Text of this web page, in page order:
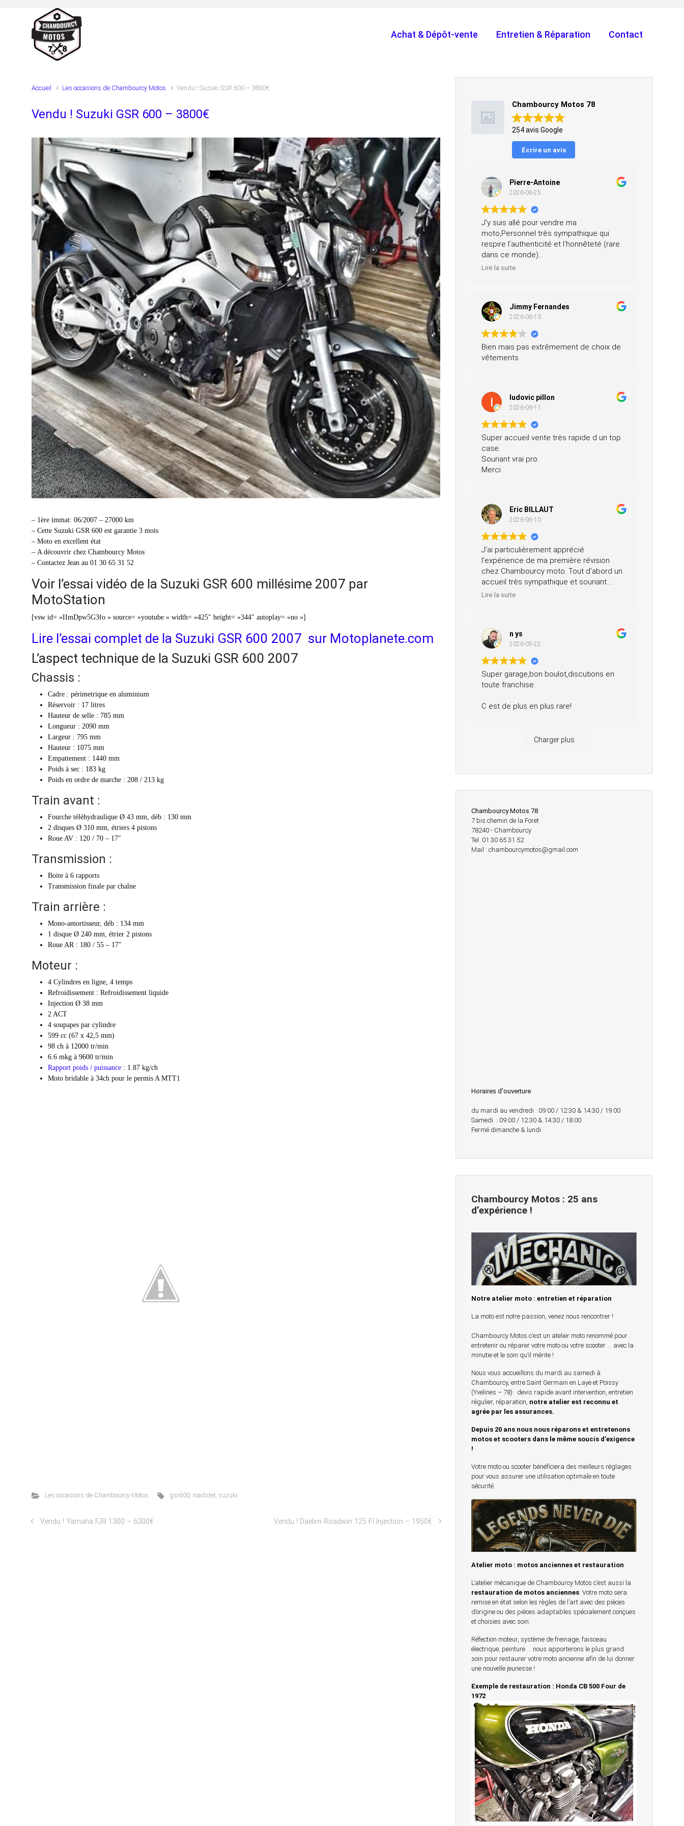
Skip to main content
Achat & Dépôt-vente Entretien & Réparation Contact
Accueil Les occasions de Chambourcy Motos Vendu ! Suzuki GSR 600 – 3800€
Vendu ! Suzuki GSR 600 – 3800€
– 1ère immat: 06/2007 – 27000 km
– Cette Suzuki GSR 600 est garantie 3 mois
– Moto en excellent état
– A découvrir chez Chambourcy Motos
– Contactez Jean au 01 30 65 31 52
Voir l’essai vidéo de la Suzuki GSR 600 millésime 2007 par
MotoStation
[vsw id= »IImDpw5G3fo » source= »youtube » width= »425″ height= »344″ autoplay= »no »]
Lire l’essai complet de la Suzuki GSR 600 2007 sur Motoplanete.com
L’aspect technique de la Suzuki GSR 600 2007
Chassis :
Cadre : périmetrique en aluminium
Réservoir : 17 litres
Hauteur de selle : 785 mm
Longueur : 2090 mm
Largeur : 795 mm
Hauteur : 1075 mm
Empattement : 1440 mm
Poids à sec : 183 kg
Poids en ordre de marche : 208 / 213 kg
Train avant :
Fourche téléhydraulique Ø 43 mm, déb : 130 mm
2 disques Ø 310 mm, étriers 4 pistons
Roue AV : 120 / 70 – 17″
Transmission :
Boite à 6 rapports
Transmission finale par chaîne
Train arrière :
Mono-amortisseur, déb : 134 mm
1 disque Ø 240 mm, étrier 2 pistons
Roue AR : 180 / 55 – 17″
Moteur :
4 Cylindres en ligne, 4 temps
Refroidissement : Refroidissement liquide
Injection Ø 38 mm
2 ACT
4 soupapes par cylindre
599 cc (67 x 42,5 mm)
98 ch à 12000 tr/min
6.6 mkg à 9600 tr/min
Rapport poids / puissance : 1.87 kg/ch
Moto bridable à 34ch pour le permis A MTT1
Les occasions de Chambourcy Motos gsr600, roadster, suzuki
Vendu ! Yamaha FJR 1300 – 6300€ Vendu ! Daelim Roadwin 125 FI Injection – 1950€
Chambourcy Motos 78
254 avis Google
Écrire un avis
Pierre-Antoine
2026-06-25
J’y suis allé pour vendre ma
moto,Personnel très sympathique qui
respire l’authenticité et l’honnêteté (rare
dans ce monde)
Merci pour votre professionnalisme, je
Lire la suite
Jimmy Fernandes
2026-06-13
Bien mais pas extrêmement de choix de
vêtements
ludovic pillon
2026-06-11
Super accueil vente très rapide d un top
case.
Souriant vrai pro.
Merci
Eric BILLAUT
2026-06-10
J’ai particulièrement apprécié
l’expérience de ma première révision
chez Chambourcy moto. Tout d’abord un
accueil très sympathique et souriant.
Ensuite, ils m’ont prêté une moto pendant
%.
Lire la suite
n ys
2026-05-22
Super garage,bon boulot,discutions en
toute franchise.
C est de plus en plus rare!
Charger plus
Chambourcy Motos 78
7 bis chemin de la Foret
78240 - Chambourcy
Tel 01 30 65 31 52
Mail : chambourcymotos@gmail.com
Horaires d'ouverture
du mardi au vendredi : 09:00 / 12:30 & 14:30 / 19:00
Samedi : 09:00 / 12:30 & 14:30 / 18:00
Fermé dimanche & lundi
Chambourcy Motos : 25 ans
d’expérience !
Notre atelier moto : entretien et réparation
La moto est notre passion, venez nous rencontrer !
Chambourcy Motos c’est un atelier moto renommé pour
entretenir ou réparer votre moto ou votre scooter … avec la
minutie et le soin qu’il mérite !
Nous vous accueillons du mardi au samedi à
Chambourcy, entre Saint Germain en Laye et Poissy
(Yvelines – 78) : devis rapide avant intervention, entretien
régulier, réparation, notre atelier est reconnu et
agrée par les assurances.
Depuis 20 ans nous nous réparons et entretenons
motos et scooters dans le même soucis d'exigence
!
Votre moto ou scooter bénéficiera des meilleurs réglages
pour vous assurer une utilisation optimale en toute
sécurité.
Atelier moto : motos anciennes et restauration
L’atelier mécanique de Chambourcy Motos c’est aussi la
restauration de motos anciennes. Votre moto sera
remise en état selon les règles de l’art avec des pièces
d’origine ou des pièces adaptables spécialement conçues
et choisies avec soin.
Réfection moteur, système de freinage, faisceau
électrique, peinture … nous apporterons le plus grand
soin pour restaurer votre moto ancienne afin de lui donner
une nouvelle jeunesse !
Exemple de restauration : Honda CB 500 Four de
1972